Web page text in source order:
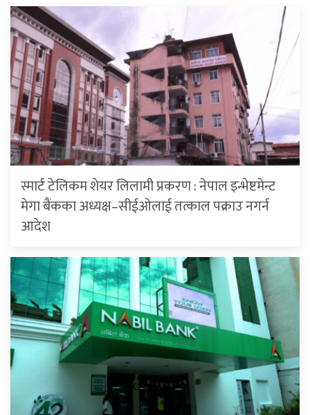
स्मार्ट टेलिकम शेयर लिलामी प्रकरण : नेपाल इन्भेष्टमेन्ट
मेगा बैंकका अध्यक्ष–सीईओलाई तत्काल पक्राउ नगर्न
आदेश